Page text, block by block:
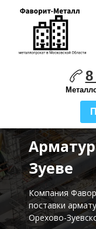
8
Зуеве
Компания
поставки
Орехово-